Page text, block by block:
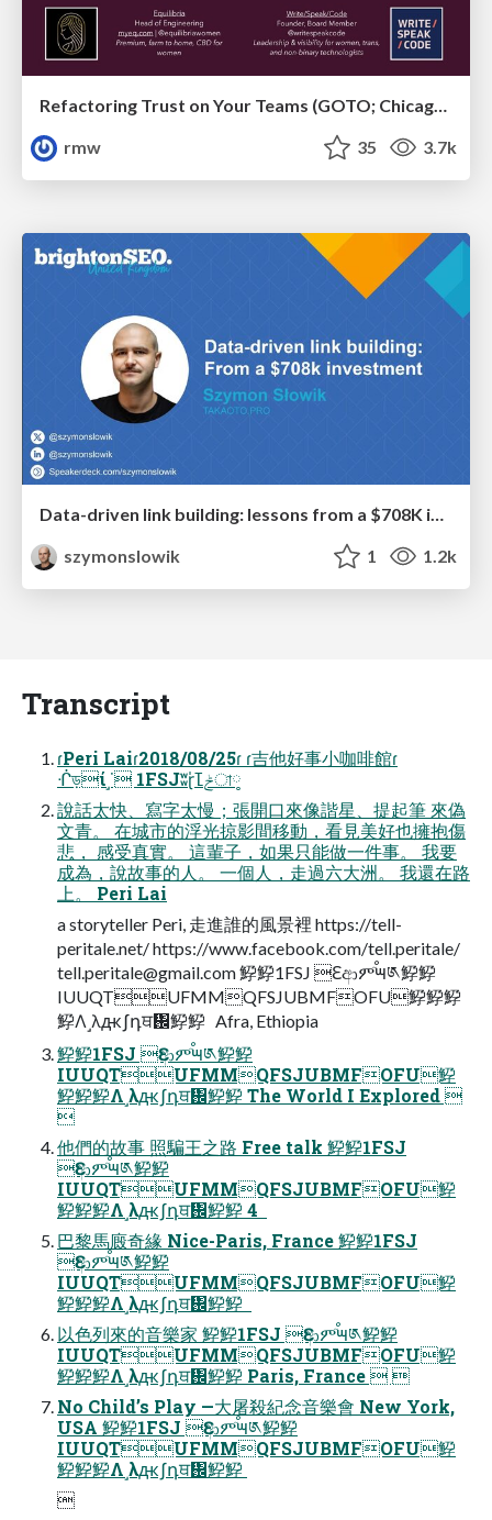
rmw
35 3.7k
Data-driven link building: lessons from a $708K investment (BrightonSEO talk)
szymonslowik
1 1.2k
Transcript
ɾPeri Laiɾ2018/08/25ɾ ɾ吉他好事小咖啡館ɾ
ᒖড়ί˼˙ 1FSJٙʬɽݲߠ̍া༷
說話太快、寫字太慢；張開口來像諧星、提起筆 來偽
文青。 在城市的浮光掠影間移動，看見美好也擁抱傷
悲， 感受真實。 這輩子，如果只能做一件事。 我要
成為，說故事的人。 一個人，走過六大洲。 我還在路
上。 Peri Lai
a storyteller Peri, 走進誰的風景裡 https://tell-
peritale.net/ https://www.facebook.com/tell.peritale/
tell.peritale@gmail.com䱆䱆1FSJ Ԑආምٙࠬ౻༁䱆䱆
IUUQTUFMMQFSJUBMFOFU䱆䱆䱆
䱆Λ˼λԫʃդਥ᎜䱆䱆   Afra, Ethiopia
䱆䱆1FSJ Ԑආምٙࠬ౻༁䱆䱆
IUUQTUFMMQFSJUBMFOFU䱆
䱆䱆䱆Λ˼λԫʃդਥ᎜䱆䱆 The World I Explored 

他們的故事 照騙王之路 Free talk 䱆䱆1FSJ
Ԑආምٙࠬ౻༁䱆䱆
IUUQTUFMMQFSJUBMFOFU䱆
䱆䱆䱆Λ˼λԫʃդਥ᎜䱆䱆 4  
巴黎馬廄奇緣 Nice-Paris, France 䱆䱆1FSJ
Ԑආምٙࠬ౻༁䱆䱆
IUUQTUFMMQFSJUBMFOFU䱆
䱆䱆䱆Λ˼λԫʃդਥ᎜䱆䱆  
以色列來的音樂家 䱆䱆1FSJ Ԑආምٙࠬ౻༁䱆䱆
IUUQTUFMMQFSJUBMFOFU䱆
䱆䱆䱆Λ˼λԫʃդਥ᎜䱆䱆 Paris, France  
No Child’s Play —大屠殺紀念音樂會 New York,
USA 䱆䱆1FSJ Ԑආምٙࠬ౻༁䱆䱆
IUUQTUFMMQFSJUBMFOFU䱆
䱆䱆䱆Λ˼λԫʃդਥ᎜䱆䱆 
